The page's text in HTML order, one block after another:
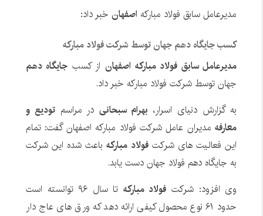
مدیرعامل سابق فولاد مبارکه اصفهانخبر داد:
کسب جایگاه دهم جهان توسط شرکت فولاد مبارکه
مدیرعامل سابق فولاد مبارکه اصفهاناز کسب جایگاه دهم
جهان توسط شرکت فولاد مبارکه خبر داد.
به گزارش دنیای اسرار، بهرام سبحانی در مراسمتودیع و
معارفهمدیران عامل شرکت فولاد مبارکه اصفهان گفت: تمام
این فعالیت های شرکتفولاد مبارکهباعث شده این شرکت
به جایگاه دهم فولاد جهان دست یابد.
وی افزود: شرکت فولاد مبارکه
تا سال ۹۶ توانسته است
حدود ۶۱ نوع محصول کیفی ارائه دهد که ورق های عاج دار